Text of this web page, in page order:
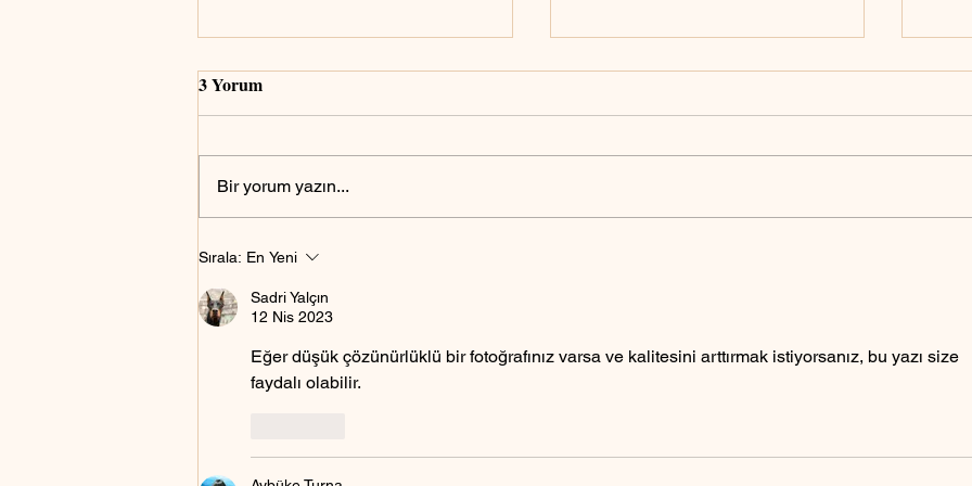
Yapay zeka ile ürün
fotoğrafçılığı nasıl yapılır?
3 Yorum
Bir yorum yazın...
Sırala: En Yeni
Sadri Yalçın
12 Nis 2023
Eğer düşük çözünürlüklü bir fotoğrafınız varsa ve kalitesini arttırmak istiyorsanız, bu yazı size
faydalı olabilir.